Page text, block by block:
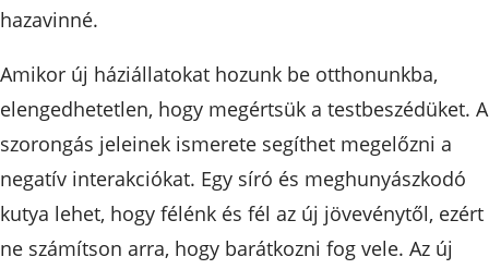
hazavinné.
Amikor új háziállatokat hozunk be otthonunkba,
elengedhetetlen, hogy megértsük a testbeszédüket. A
szorongás jeleinek ismerete segíthet megelőzni a
negatív interakciókat. Egy síró és meghunyászkodó
kutya lehet, hogy félénk és fél az új jövevénytől, ezért
ne számítson arra, hogy barátkozni fog vele. Az új